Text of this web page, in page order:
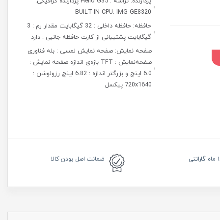
BUILT-IN CPU: IMG GE8320
حافظه: حافظه داخلی : 32 گیگابایت مقدار رم : 3
گیگابایت پشتیبانی از کارت حافظه جانبی : دارد
صفحه نمایش: صفحه نمایش لمسی : بله فناوری
صفحه‌نمایش : TFT بازه‌ی اندازه صفحه نمایش :
6.0 اینچ و بزرگتر اندازه : 6.82 اینچ رزولوشن :
720x1640 پیکسل
ضمانت اصل بودن کالا